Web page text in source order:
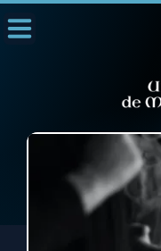
1000 Raisons de
L'actualité de la